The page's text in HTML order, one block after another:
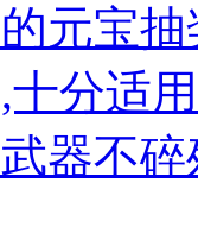
元宝
十分适
器不